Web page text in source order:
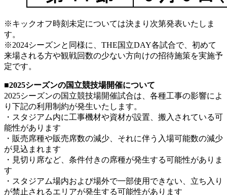
※キックオフ時刻未定については決まり次第発表いたしま
す。
※2024シーズンと同様に、THE国立DAY各試合で、初めて
来場される方や観戦回数の少ない方向けの招待施策を実施予
定です。
■2025シーズンの国立競技場開催について
2025シーズンの国立競技場開催試合は、各種工事の影響によ
り下記の利用制約が発生いたします。
・スタジアム内に工事機材や資材が設置、搬入されている可
能性があります
・販売席種や販売席数の減少、それに伴う入場可能数の減少
が見込まれます
・見切り席など、条件付きの席種が発生する可能性がありま
す
・スタジアム場内および場外で一部使用できない、立ち入り
が禁止されるエリアが発生する可能性があります